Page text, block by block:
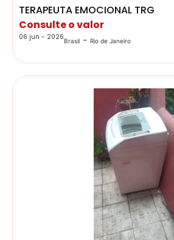
TERAPEUTA EMOCIONAL TRG
Consulte o valor
06 jun - 2026Brasil - Rio de Janeiro